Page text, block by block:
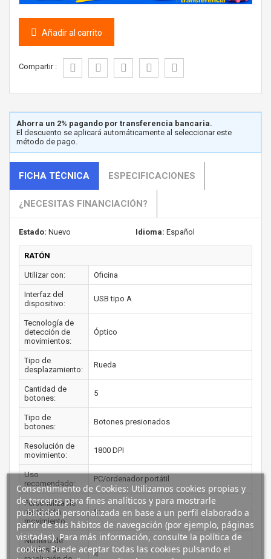
Añadir al carrito
Compartir :
Ahorra un 2% pagando por transferencia bancaria.
El descuento se aplicará automáticamente al seleccionar este
método de pago.
FICHA TÉCNICA ESPECIFICACIONES
¿NECESITAS FINANCIACIÓN?
Estado: Nuevo Idioma: Español
RATÓN
Utilizar con: Oficina
Interfaz del
dispositivo:
USB tipo A
Tecnología de
detección de
movimientos:
Óptico
Tipo de
desplazamiento:
Rueda
Cantidad de
botones:
5
Tipo de
botones:
Botones presionados
Resolución de
movimiento:
1800 DPI
Uso
recomendado:
PC/ordenador portátil
Personalizable
resolución
movimiento:
Si
Número de
modos de
4
Consentimiento de Cookies: Utilizamos cookies propias y
de terceros para fines analíticos y para mostrarle
publicidad personalizada en base a un perfil elaborado a
partir de sus hábitos de navegación (por ejemplo, páginas
visitadas). Para más información, consulte la política de
cookies. Puede aceptar todas las cookies pulsando el